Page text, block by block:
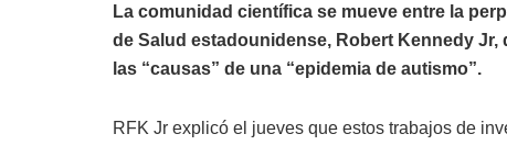
La comunidad científica se mueve entre la
de Salud estadounidense, Robert Kennedy
las “causas” de una “epidemia de autismo”.
RFK Jr explicó el jueves que estos trabajos de